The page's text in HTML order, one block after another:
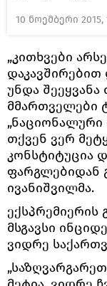
10 ნოემბერი 2015,
„კითხვები
დაკავშირებით
უნდა
მმართველები
„ნაციონალური
თქვენ ვერ
კონსტიტუცია
ფარგლებიდან
ივანიშვილმა.
ექსპრემიერის
მსგავსი
ვიდრე